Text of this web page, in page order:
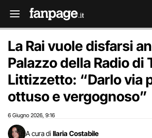
La Rai vuole disfarsi
Palazzo della Radio di
Littizzetto: “Darlo via
ottuso e vergognoso”
6 Giugno 2026 9:16
A cura di Ilaria Costabile